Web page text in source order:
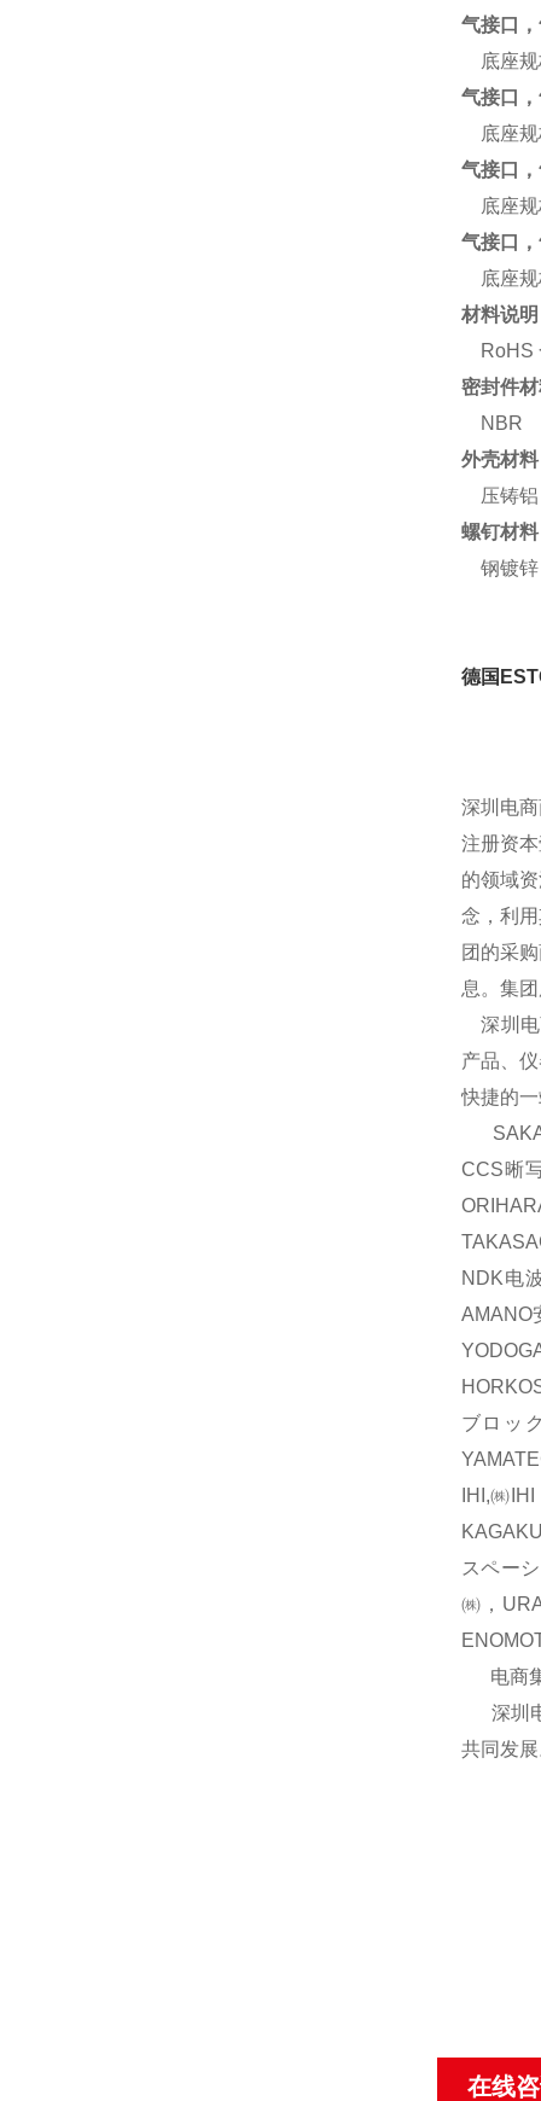
气接口
底座
气接口
底座
气接口
底座
气接口
底座
材料说明
RoHS
密封件
NBR
外壳材料
压铸铝
螺钉材料
钢镀锌
德国
深圳电
注册资
的领域
念，利
团的采
息。集
深圳电
产品、
快捷的
CCS晰
NDK电
AMANO
ブロッ
IHI,㈱
スペー
㈱，
电商集
深圳电
共同发
在线